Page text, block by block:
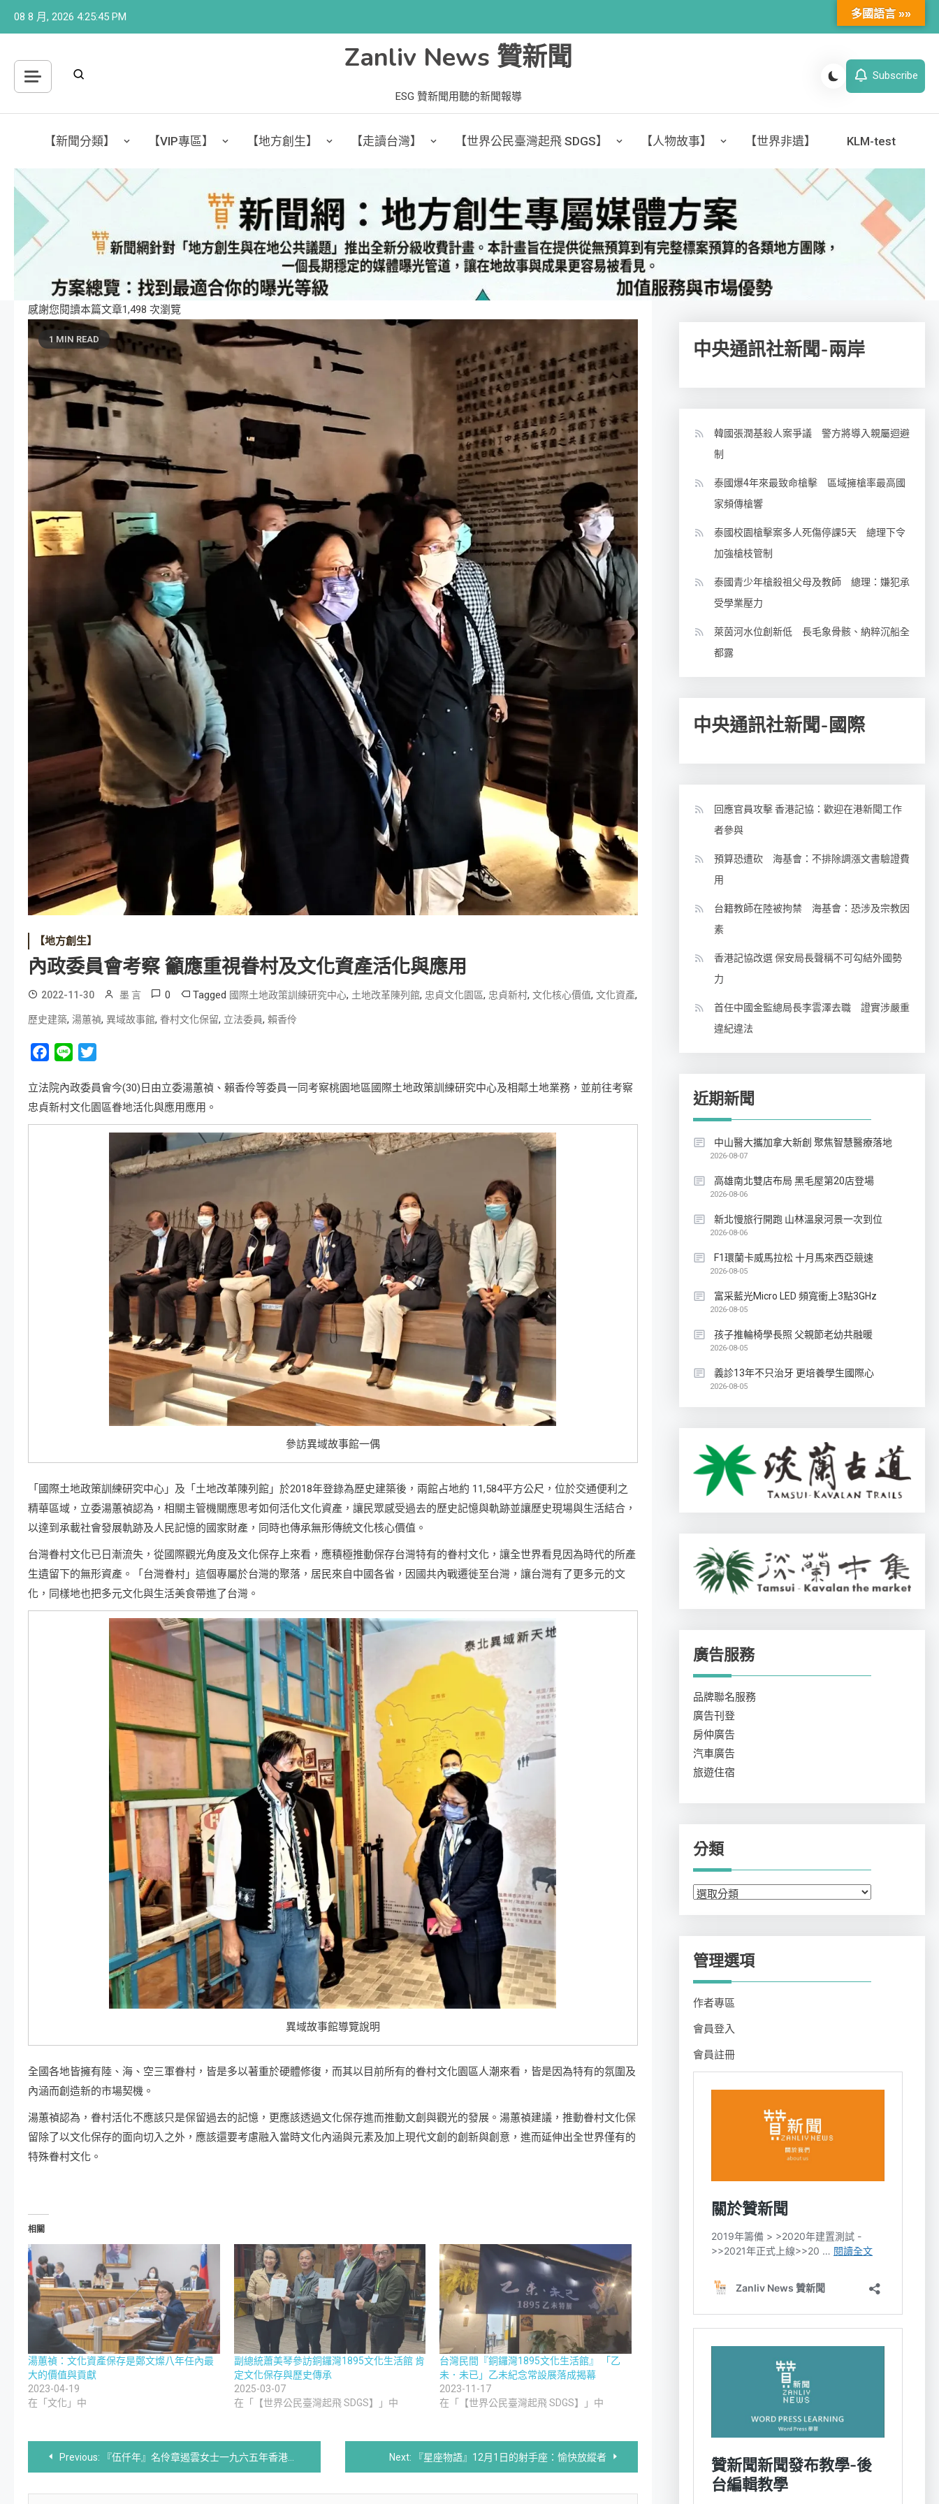
08 8 月, 2026 4:25:47 PM
Zanliv News 贊新聞
ESG 贊新聞用聽的新聞報導
Subscribe
【新聞分類】 【VIP專區】 【地方創生】 【走讀台灣】 【世界公民臺灣起飛 SDGS】 【人物故事】 【世界非遺】 KLM-test
感謝您閱讀本篇文章1,498 次瀏覽
1 MIN READ
【地方創生】
內政委員會考察 籲應重視眷村及文化資產活化與應用
2022-11-30 墨 言 0 Tagged 國際土地政策訓練研究中心, 土地改革陳列館, 忠貞文化園區, 忠貞新村, 文化核心價值, 文化資產,
歷史建築, 湯蕙禎, 異域故事館, 眷村文化保留, 立法委員, 賴香伶
Facebook
Line
立法院內政委員會今(30)日由立委湯蕙禎、賴香伶等委員一同考察桃園地區國際土地政策訓練研究中心及相鄰土地業務，並前往考察
忠貞新村文化園區眷地活化與應用應用。
參訪異域故事館一偶
「國際土地政策訓練研究中心」及「土地改革陳列館」於2018年登錄為歷史建築後，兩館占地約 11,584平方公尺，位於交通便利之
精華區域，立委湯蕙禎認為，相關主管機關應思考如何活化文化資產，讓民眾感受過去的歷史記憶與軌跡並讓歷史現場與生活結合，
以達到承載社會發展軌跡及人民記憶的國家財產，同時也傳承無形傳統文化核心價值。
台灣眷村文化已日漸流失，從國際觀光角度及文化保存上來看，應積極推動保存台灣特有的眷村文化，讓全世界看見因為時代的所產
生遺留下的無形資產。「台灣眷村」這個專屬於台灣的聚落，居民來自中國各省，因國共內戰遷徙至台灣，讓台灣有了更多元的文
化，同樣地也把多元文化與生活美食帶進了台灣。
異域故事館導覽說明
全國各地皆擁有陸、海、空三軍眷村，皆是多以著重於硬體修復，而其以目前所有的眷村文化園區人潮來看，皆是因為特有的氛圍及
內涵而創造新的市場契機。
湯蕙禎認為，眷村活化不應該只是保留過去的記憶，更應該透過文化保存進而推動文創與觀光的發展。湯蕙禎建議，推動眷村文化保
留除了以文化保存的面向切入之外，應該還要考慮融入當時文化內涵與元素及加上現代文創的創新與創意，進而延伸出全世界僅有的
特殊眷村文化。
相關
湯蕙禎：文化資產保存是鄭文燦八年任內最
大的價值與貢獻
2023-04-19
在「文化」中
副總統蕭美琴參訪銅鑼灣1895文化生活館 肯
定文化保存與歷史傳承
2025-03-07
在「【世界公民臺灣起飛 SDGS】」中
台灣民間『銅鑼灣1895文化生活館』 「乙
未．未已」乙未紀念常設展落成揭幕
2023-11-17
在「【世界公民臺灣起飛 SDGS】」中
章
Previous: 『伍仟年』名伶章遏雲女士一九六五年香港演出「文姬歸漢」(五) Next: 『星座物語』12月1日的射手座：愉快放縱者
中央通訊社新聞-兩岸
韓國張潤基殺人案爭議 警方將導入親屬迴避
制
泰國爆4年來最致命槍擊 區域擁槍率最高國
家頻傳槍響
泰國校園槍擊案多人死傷停課5天 總理下令
加強槍枝管制
泰國青少年槍殺祖父母及教師 總理：嫌犯承
受學業壓力
萊茵河水位創新低 長毛象骨骸、納粹沉船全
都露
中央通訊社新聞-國際
回應官員攻擊 香港記協：歡迎在港新聞工作
者參與
預算恐遭砍 海基會：不排除調漲文書驗證費
用
台籍教師在陸被拘禁 海基會：恐涉及宗教因
素
香港記協改選 保安局長聲稱不可勾結外國勢
力
首任中國金監總局長李雲澤去職 證實涉嚴重
違紀違法
近期新聞
中山醫大攜加拿大新創 聚焦智慧醫療落地
2026-08-07
高雄南北雙店布局 黑毛屋第20店登場
2026-08-06
新北慢旅行開跑 山林溫泉河景一次到位
2026-08-06
F1環蘭卡威馬拉松 十月馬來西亞競速
2026-08-05
富采藍光Micro LED 頻寬衝上3點3GHz
2026-08-05
孩子推輪椅學長照 父親節老幼共融暖
2026-08-05
義診13年不只治牙 更培養學生國際心
2026-08-05
廣告服務
品牌聯名服務
廣告刊登
房仲廣告
汽車廣告
旅遊住宿
分類
分
管理選項
作者專區
會員登入
會員註冊
多國語言 »»